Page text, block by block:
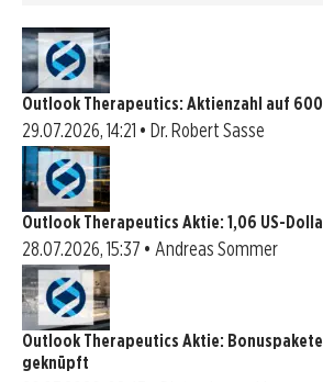
Outlook Therapeutics: Aktienzahl auf
29.07.2026, 14:21 • Dr. Robert Sasse
Outlook Therapeutics Aktie: 1,06 US-
28.07.2026, 15:37 • Andreas Sommer
Outlook Therapeutics Aktie: Bonuspakete
geknüpft